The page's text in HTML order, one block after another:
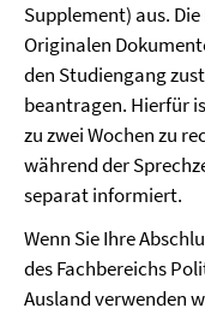
Supplement) aus.
Originalen
den Studiengang
beantragen. Hierfür
zu zwei Wochen zu
während der
separat informiert.
Wenn Sie Ihre
des Fachbereichs
Ausland verwenden